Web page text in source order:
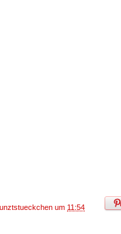
um 11:54